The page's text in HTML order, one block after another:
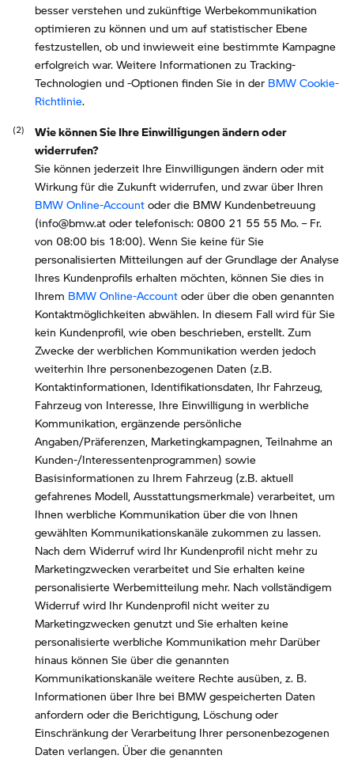
besser verstehen und zukünftige Werbekommunikation
optimieren zu können und um auf statistischer Ebene
festzustellen, ob und inwieweit eine bestimmte Kampagne
erfolgreich war. Weitere Informationen zu Tracking-
Technologien und -Optionen finden Sie in der BMW Cookie-
Richtlinie.
Wie können Sie Ihre Einwilligungen ändern oder
widerrufen?
Sie können jederzeit Ihre Einwilligungen ändern oder mit
Wirkung für die Zukunft widerrufen, und zwar über Ihren
BMW Online-Account oder die BMW Kundenbetreuung
(info@bmw.at oder telefonisch: 0800 21 55 55 Mo. – Fr.
von 08:00 bis 18:00). Wenn Sie keine für Sie
personalisierten Mitteilungen auf der Grundlage der Analyse
Ihres Kundenprofils erhalten möchten, können Sie dies in
Ihrem BMW Online-Account oder über die oben genannten
Kontaktmöglichkeiten abwählen. In diesem Fall wird für Sie
kein Kundenprofil, wie oben beschrieben, erstellt. Zum
Zwecke der werblichen Kommunikation werden jedoch
weiterhin Ihre personenbezogenen Daten (z.B.
Kontaktinformationen, Identifikationsdaten, Ihr Fahrzeug,
Fahrzeug von Interesse, Ihre Einwilligung in werbliche
Kommunikation, ergänzende persönliche
Angaben/Präferenzen, Marketingkampagnen, Teilnahme an
Kunden-/Interessentenprogrammen) sowie
Basisinformationen zu Ihrem Fahrzeug (z.B. aktuell
gefahrenes Modell, Ausstattungsmerkmale) verarbeitet, um
Ihnen werbliche Kommunikation über die von Ihnen
gewählten Kommunikationskanäle zukommen zu lassen.
Nach dem Widerruf wird Ihr Kundenprofil nicht mehr zu
Marketingzwecken verarbeitet und Sie erhalten keine
personalisierte Werbemitteilung mehr. Nach vollständigem
Widerruf wird Ihr Kundenprofil nicht weiter zu
Marketingzwecken genutzt und Sie erhalten keine
personalisierte werbliche Kommunikation mehr Darüber
hinaus können Sie über die genannten
Kommunikationskanäle weitere Rechte ausüben, z. B.
Informationen über Ihre bei BMW gespeicherten Daten
anfordern oder die Berichtigung, Löschung oder
Einschränkung der Verarbeitung Ihrer personenbezogenen
Daten verlangen. Über die genannten